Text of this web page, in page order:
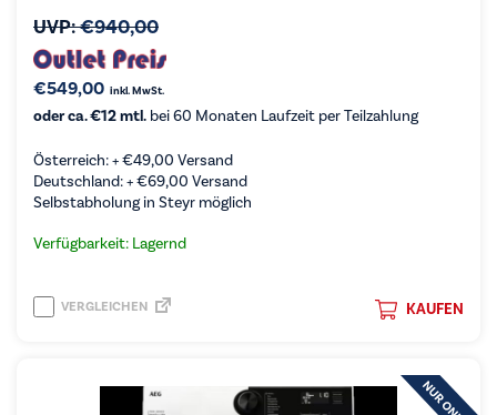
UVP:€940,00
€549,00 inkl. MwSt.
oder ca. €12 mtl. bei 60 Monaten Laufzeit per Teilzahlung
Österreich: +€49,00 Versand
Deutschland: +€69,00 Versand
Selbstabholung in Steyr möglich
Verfügbarkeit: Lagernd
KAUFEN
VERGLEICHEN